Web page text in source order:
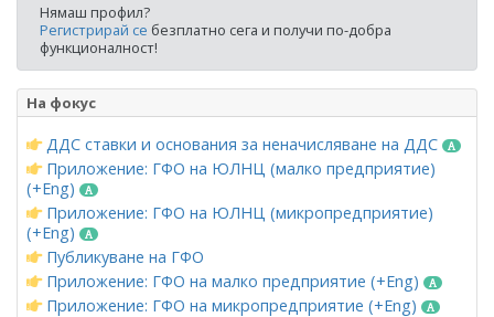
Нямаш профил?
Регистрирай се безплатно сега и получи по-добра
функционалност!
На фокус
ДДС ставки и основания за неначисляване на ДДС
Приложение: ГФО на ЮЛНЦ (малко предприятие)
(+Eng)
Приложение: ГФО на ЮЛНЦ (микропредприятие)
(+Eng)
Публикуване на ГФО
Приложение: ГФО на малко предприятие (+Eng)
Приложение: ГФО на микропредприятие (+Eng)